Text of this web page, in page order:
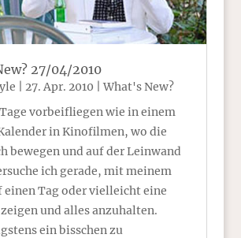
27/04/2010
27. Apr. 2010 |What's New?
vorbeifliegen wie in einem
in Kinofilmen, wo die
bewegen und auf der Leinwand
ich gerade, mit meinem
einen Tag oder vielleicht eine
und alles anzuhalten.
ein bisschen zu